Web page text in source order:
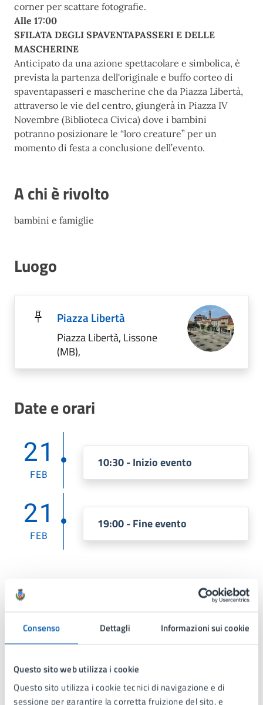
Consenso Dettagli Informazioni sui cookie
Questo sito web utilizza i cookie
Questo sito utilizza i cookie tecnici di navigazione e di
sessione per garantire la corretta fruizione del sito, e
corner per scattare fotografie.
Alle 17:00
SFILATA DEGLI SPAVENTAPASSERI E DELLE
MASCHERINE
Anticipato da una azione spettacolare e simbolica, è
prevista la partenza dell'originale e buffo corteo di
spaventapasseri e mascherine che da Piazza Libertà,
attraverso le vie del centro, giungerà in Piazza IV
Novembre (Biblioteca Civica) dove i bambini
potranno posizionare le “loro creature” per un
momento di festa a conclusione dell’evento.
A chi è rivolto
bambini e famiglie
Luogo
Piazza Libertà
Piazza Libertà, Lissone
(MB),
Date e orari
21
FEB
10:30 - Inizio evento
21
FEB
19:00 - Fine evento
Costi
I laboratori sono gratuiti e a
partecipazione libera